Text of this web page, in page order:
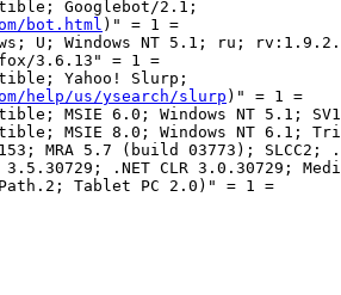
bot.html)" = 1 =
U; Windows NT 5.1; ru;
3.6.13" = 1 =
help/us/ysearch/slurp )" = 1 =
MSIE 6.0; Windows NT 5.1;
MSIE 8.0; Windows NT 6.1;
MRA 5.7 (build 03773); SLCC2;
3.5.30729; .NET CLR 3.0.30729;
Tablet PC 2.0)" = 1 =